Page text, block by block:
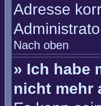
Adresse
Nach oben
» Ich habe
nicht mehr